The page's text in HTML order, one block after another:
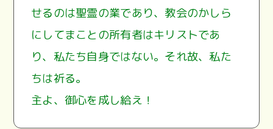
せるのは聖霊の業であり、教会のかしら
にしてまことの所有者はキリストであ
り、私たち自身ではない。それ故、私た
ちは祈る。
主よ、御心を成し給え！